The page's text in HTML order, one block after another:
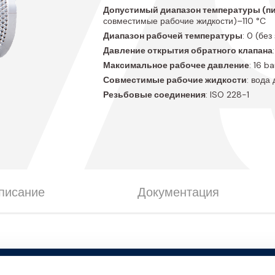
Допустимый диапазон температуры
совместимые рабочие жидкости)–110 °C
Диапазон рабочей температуры: 0
Давление открытия обратного клапана
Максимальное рабочее давление: 16
Совместимые рабочие жидкости: вода
Резьбовые соединения: ISO 228-1
Документация